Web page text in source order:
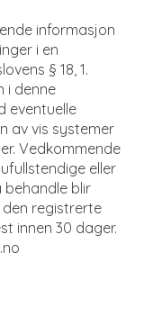
informasjon
i en
§ 18, 1.
i denne
eventuelle
av vis systemer
Vedkommende
eller
behandle blir
registrerte
innen 30 dager.